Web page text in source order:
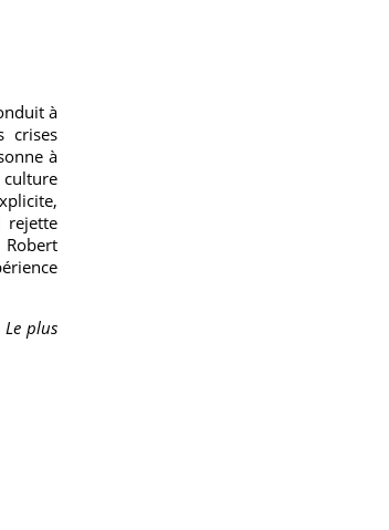
à
crises
à
culture
rejette
Robert
plus